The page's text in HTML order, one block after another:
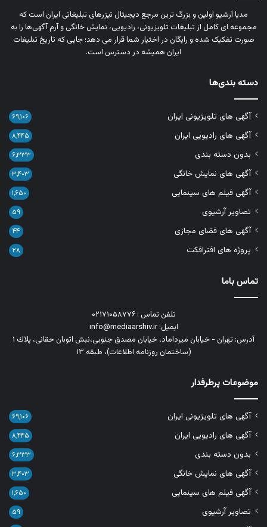
مدیا آرشیو اولین و بزرگ‌ ترین مرجع دیجیتال تیزرهای تبلیغاتی ایران است که
مجموعه‌ ای کامل از تبلیغات تلویزیونی، رادیویی، نمایش خانگی و آرم‌ آگهی‌ها را به‌
صورت تفکیک‌ شده و رایگان در اختیار شما قرار می‌ دهد؛ جایی که تاریخ تبلیغات
ایران همیشه در دسترس است.
دسته بندی‌ها
آگهی های تلویزیونی ایران ۶۹,۱۰۶
آگهی های رادیویی ایران ۸,۴۴۵
بدون دسته بندی ۶,۳۳۳
آگهی های نمایش خانگی ۳,۴۰۳
آگهی فیلم های سینمایی ۱,۶۵۰
تصاویر آرشیوی ۵۹
آگهی های فضای مجازی ۴۴
پروژه های افترافکت ۲۸
تماس باما
تلفن تماس : ۰۲۱۷۱۰۵۸۷۷۶
ایمیل: info@mediaarshiv.ir
آدرس: تهران - خیابان میرداماد، خیابان مصدق جنوبی،نبش اتوبان حقانی، پلاك ١
(ساختمان روزنامه اطلاعات)، طبقه ۱۳
موضوعات پرطرفدار
آگهی های تلویزیونی ایران ۶۹,۱۰۶
آگهی های رادیویی ایران ۸,۴۴۵
بدون دسته بندی ۶,۳۳۳
آگهی های نمایش خانگی ۳,۴۰۳
آگهی فیلم های سینمایی ۱,۶۵۰
تصاویر آرشیوی ۵۹